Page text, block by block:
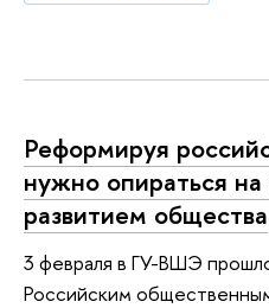
Реформируя
нужно опираться
развитием общества
3 февраля в ГУ-ВШЭ
Российским